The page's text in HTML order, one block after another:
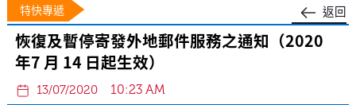
返回
特快專遞
恢復及暫停寄發外地郵件服務之通知（2020
年7 月 14 日起生效）
13/07/2020 10:23 AM